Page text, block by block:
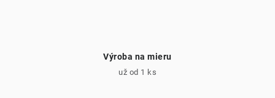
Výroba na mieru
už od 1 ks